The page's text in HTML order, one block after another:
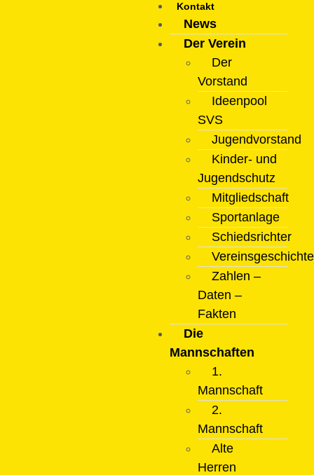
Kontakt
News
Der Verein
Der
Vorstand
Ideenpool
SVS
Jugendvorstand
Kinder- und
Jugendschutz
Mitgliedschaft
Sportanlage
Schiedsrichter
Vereinsgeschichte
Zahlen –
Daten –
Fakten
Die
Mannschaften
1.
Mannschaft
2.
Mannschaft
Alte
Herren